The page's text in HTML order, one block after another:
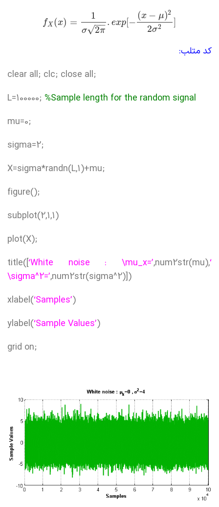
fX (x) =
1
σ 2π
−−
√
. exp[−
(x − μ)2
2σ2 ]
کد متلب:
clear all; clc; close all;
L=100000; %Sample length for the random signal
mu=0;
sigma=2;
X=sigma*randn(L,1)+mu;
figure();
subplot(2,1,1)
plot(X);
title([‘White noise : \mu_x=’,num2str(mu),‘
\sigma^2=’,num2str(sigma^2)])
xlabel(‘Samples’)
ylabel(‘Sample Values’)
grid on;